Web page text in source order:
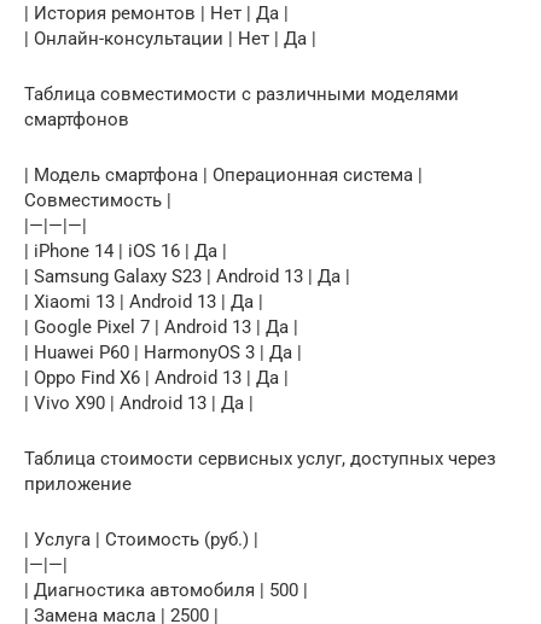
| История ремонтов | Нет | Да |
| Онлайн-консультации | Нет | Да |
Таблица совместимости с различными моделями
смартфонов
| Модель смартфона | Операционная система |
Совместимость |
|—|—|—|
| iPhone 14 | iOS 16 | Да |
| Samsung Galaxy S23 | Android 13 | Да |
| Xiaomi 13 | Android 13 | Да |
| Google Pixel 7 | Android 13 | Да |
| Huawei P60 | HarmonyOS 3 | Да |
| Oppo Find X6 | Android 13 | Да |
| Vivo X90 | Android 13 | Да |
Таблица стоимости сервисных услуг, доступных через
приложение
| Услуга | Стоимость (руб.) |
|—|—|
| Диагностика автомобиля | 500 |
| Замена масла | 2500 |